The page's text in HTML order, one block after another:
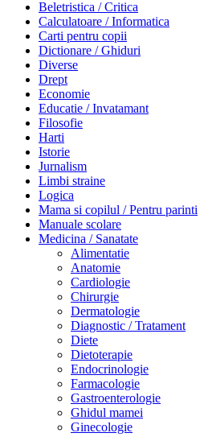
Beletristica / Critica
Calculatoare / Informatica
Carti pentru copii
Dictionare / Ghiduri
Diverse
Drept
Economie
Educatie / Invatamant
Filosofie
Harti
Istorie
Jurnalism
Limbi straine
Logica
Mama si copilul / Pentru parinti
Manuale scolare
Medicina / Sanatate
Alimentatie
Anatomie
Cardiologie
Chirurgie
Dermatologie
Diagnostic / Tratament
Diete
Dietoterapie
Endocrinologie
Farmacologie
Gastroenterologie
Ghidul mamei
Ginecologie